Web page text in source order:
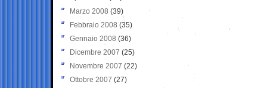
Marzo 2008 (39)
Febbraio 2008 (35)
Gennaio 2008 (36)
Dicembre 2007 (25)
Novembre 2007 (22)
Ottobre 2007 (27)